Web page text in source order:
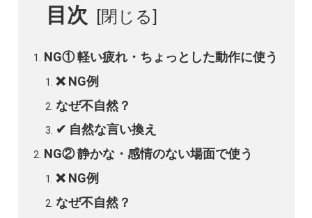
目次
NG① 軽い疲れ・ちょっとした動作に使う
❌ NG例
なぜ不自然？
✔ 自然な言い換え
NG② 静かな・感情のない場面で使う
❌ NG例
なぜ不自然？